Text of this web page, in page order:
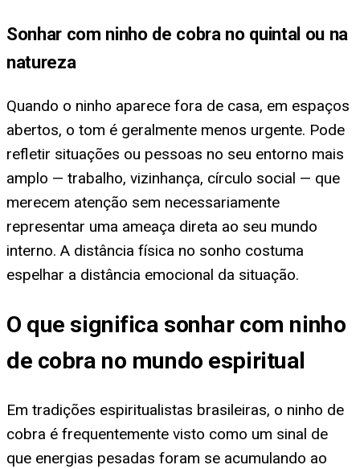
Sonhar com ninho de cobra no quintal ou na
natureza
Quando o ninho aparece fora de casa, em espaços
abertos, o tom é geralmente menos urgente. Pode
refletir situações ou pessoas no seu entorno mais
amplo — trabalho, vizinhança, círculo social — que
merecem atenção sem necessariamente
representar uma ameaça direta ao seu mundo
interno. A distância física no sonho costuma
espelhar a distância emocional da situação.
O que significa sonhar com ninho
de cobra no mundo espiritual
Em tradições espiritualistas brasileiras, o ninho de
cobra é frequentemente visto como um sinal de
que energias pesadas foram se acumulando ao